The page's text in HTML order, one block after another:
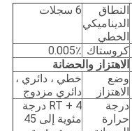
النطاق
الديناميكي
الخطي
6 سجلات
كروستاك 0.005٪
الاهتزاز والحضانة
وضع
الاهتزاز
خطي ، دائري ،
دائري مزدوج
درجة
حرارة
RT + 4 درجة
مئوية إلى 45